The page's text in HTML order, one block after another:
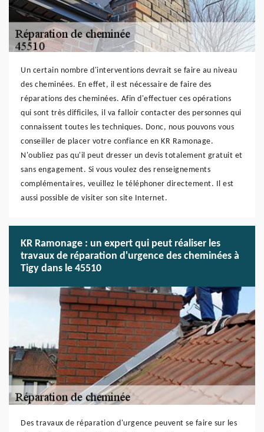
Un certain nombre d'interventions devrait se faire au niveau
des cheminées. En effet, il est nécessaire de faire des
réparations des cheminées. Afin d'effectuer ces opérations
qui sont très difficiles, il va falloir contacter des personnes qui
connaissent toutes les techniques. Donc, nous pouvons vous
conseiller de placer votre confiance en KR Ramonage.
N'oubliez pas qu'il peut dresser un devis totalement gratuit et
sans engagement. Si vous voulez des renseignements
complémentaires, veuillez le téléphoner directement. Il est
aussi possible de visiter son site Internet.
KR Ramonage : un expert qui peut réaliser les
travaux de réparation d'urgence des cheminées à
Tigy dans le 45510
Des travaux de réparation d'urgence peuvent se faire sur les